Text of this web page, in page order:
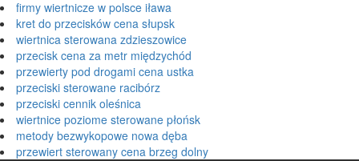
firmy wiertnicze w polsce iława
kret do przecisków cena słupsk
wiertnica sterowana zdzieszowice
przecisk cena za metr międzychód
przewierty pod drogami cena ustka
przeciski sterowane racibórz
przeciski cennik oleśnica
wiertnice poziome sterowane płońsk
metody bezwykopowe nowa dęba
przewiert sterowany cena brzeg dolny